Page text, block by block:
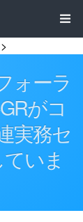
>
ォーラ
がコ
実務セ
いま